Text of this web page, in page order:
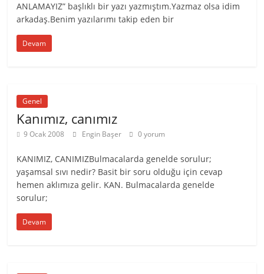
ANLAMAYIZ” başlıklı bir yazı yazmıştım.Yazmaz olsa idim
arkadaş.Benim yazılarımı takip eden bir
Devam
Genel
Kanımız, canımız
9 Ocak 2008 Engin Başer 0 yorum
KANIMIZ, CANIMIZBulmacalarda genelde sorulur;
yaşamsal sıvı nedir? Basit bir soru olduğu için cevap
hemen aklımıza gelir. KAN. Bulmacalarda genelde
sorulur;
Devam